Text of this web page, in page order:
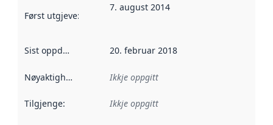
Først utgjeve: Denne datoen seier når dataa i dette
7. august 2014
Sist oppdatert 20. februar 2018
Nøyaktigheit Ikkje oppgitt
Tilgjenge: Ikkje oppgitt